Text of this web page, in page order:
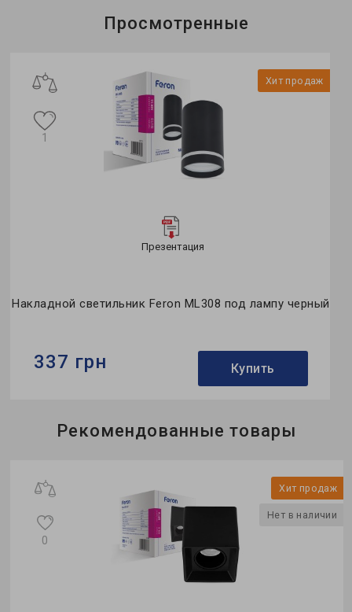
Просмотренные
Хит продаж
Презентация
Накладной светильник Feron ML308 под лампу черный
1
337 грн Купить
Бренд:Feron
накладной
Рекомендованные товары
Хит продаж
Нет в наличии
0